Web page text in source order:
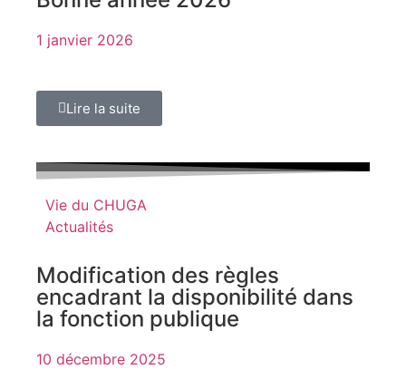
1 janvier 2026
Lire la suite
Vie du CHUGA
Actualités
Modification des règles
encadrant la disponibilité dans
la fonction publique
10 décembre 2025